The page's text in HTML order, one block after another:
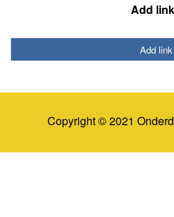
Add link
Add link
Copyright © 2021